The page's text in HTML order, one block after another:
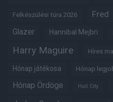
Felkészülési túra 2026 Fred
Glazer Hannibal Mejbri
Harry Maguire Híres
Hónap játékosa Hónap
Hónap Ördöge Hull City